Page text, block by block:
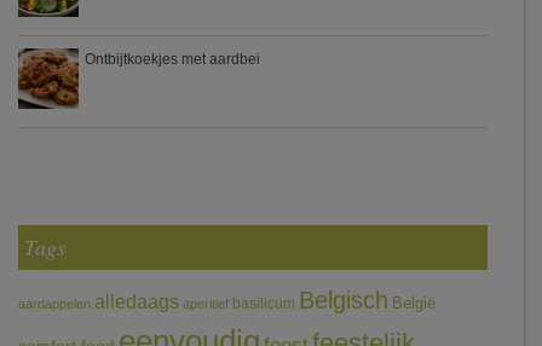
Ontbijtkoekjes met aardbei
Tags
aardappelen alledaags aperitief basilicum Belgisch België